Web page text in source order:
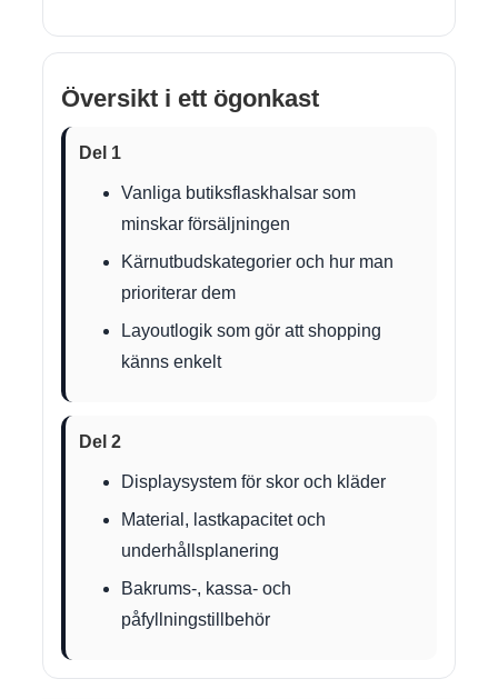
Översikt i ett ögonkast
Del 1
Vanliga butiksflaskhalsar som
minskar försäljningen
Kärnutbudskategorier och hur man
prioriterar dem
Layoutlogik som gör att shopping
känns enkelt
Del 2
Displaysystem för skor och kläder
Material, lastkapacitet och
underhållsplanering
Bakrums-, kassa- och
påfyllningstillbehör